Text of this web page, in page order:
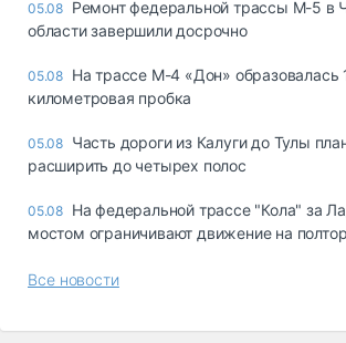
05.08 Ремонт федеральной трассы М-5 в
области завершили досрочно
05.08 На трассе М-4 «Дон» образовалась
километровая пробка
05.08 Часть дороги из Калуги до Тулы
расширить до четырех полос
05.08 На федеральной трассе "Кола" за
мостом ограничивают движение на
Все новости